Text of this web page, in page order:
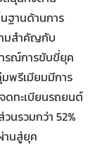
ฐานด้านการ
มสำคัญกับ
ารณ์การขับขี่ยุค
พรีเมียมมีการ
ดทะเบียนรถยนต์
นรวมกว่า 52%
านสู่ยุค